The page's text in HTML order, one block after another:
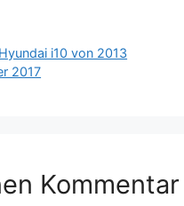
i10 von 2013
2017
Kommentar